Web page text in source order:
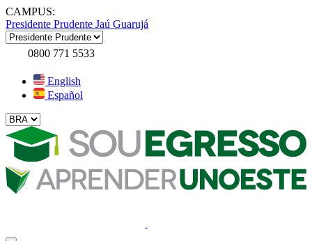
CAMPUS:
Presidente Prudente Jaú Guarujá
0800 771 5533
English
Español